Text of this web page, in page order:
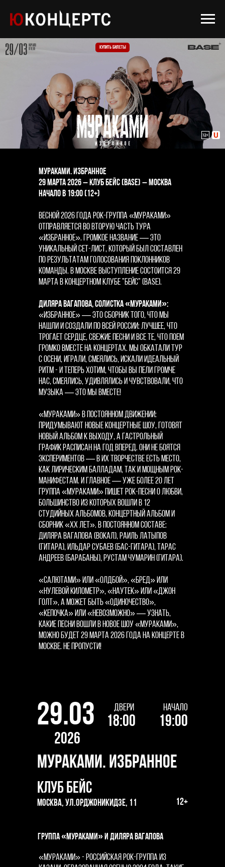
КУПИТЬ БИЛЕТЫ
МУРАКАМИ. ИЗБРАННОЕ
29 марта 2026 – клуб Бейс (BASE) – Москва
Начало в 19:00 (12+)
Весной 2026 года рок-группа «Мураками»
отправляется во вторую часть тура
«Избранное». Громкое название — это
уникальный сет-лист, который был составлен
по результатам голосования поклонников
команды. В Москве выступление состоится 29
марта в концертном клубе "Бейс" (BASE).
Диляра Вагапова, солистка «Мураками»:
«Избранное» — это сборник того, что мы
нашли и создали по всей России: лучшее, что
трогает сердце, свежие песни и все те, что поем
громко вместе на концертах. Мы обкатали тур
с осени, играли, смеялись, искали идеальный
ритм - и теперь хотим, чтобы вы пели громче
нас, смеялись, удивлялись и чувствовали, что
музыка — это мы вместе!
«Мураками» в постоянном движении:
придумывают новые концертные шоу, готовят
новый альбом к выходу, а гастрольный
график расписан на год вперед. Они не боятся
экспериментов — в их творчестве есть место,
как лирическим балладам, так и мощным рок-
манифестам. И главное — уже более 20 лет
группа «Мураками» пишет рок-песни о любви,
большинство из которых вошли в 12
студийных альбомов, концертный альбом и
сборник «ХХ лет». В постоянном составе:
Диляра Вагапова (вокал), Раиль Латыпов
(гитара), Ильдар Субаев (бас-гитара), Тарас
Андреев (барабаны), Рустам Чумарин (гитара).
«Салютами» или «Олдбой», «Бред» или
«Нулевой километр», «Наутек» или «Джон
Голт», а может быть «Одиночество»,
«Кепочка» или «Невозможно» — узнать,
какие песни вошли в новое шоу «Мураками»,
можно будет 29 марта 2026 года на концерте в
Москве. Не пропусти!
29.03
2026
12+
КЛУБ БЕЙС
НАЧАЛО
19:00
ДВЕРИ
18:00
МУРАКАМИ. ИЗБРАННОЕ
МОСКВА, УЛ.ОРДЖОНИКИДЗЕ, 11
«Мураками» - российская рок-группа из
группа «МУРАКАМИ» и Диляра Вагапова